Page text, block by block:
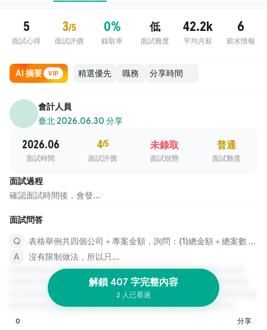
5
面試心得
3/5
面試評價
0%
錄取率
低
面試難度
42.2k
平均月薪
6
薪水情報
AI 摘要 VIP 職務
會計人員
臺北·2026.06.30 分享
2026.06
面試時間
4/5
面試評價
未錄取
面試狀態
普通
面試難度
面試過程
確認面試時間後，會發...
面試問答
表格舉例共四個公司＋專案金額，詢問：(1)總金額＋總案數 (2)平均額 (3)四間公司分別總額＋案數 (4)排名
沒有限制做法，所以只...
解鎖 407 字完整內容
2 人已看過
0 分享